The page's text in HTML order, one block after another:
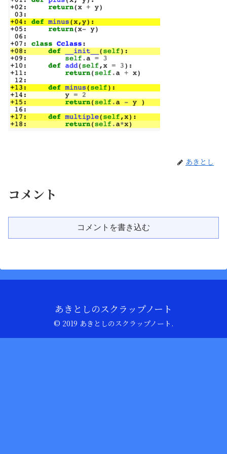
あきとし
コメント
コメントを書き込む
あきとしのスクラップノート
© 2019 あきとしのスクラップノート.